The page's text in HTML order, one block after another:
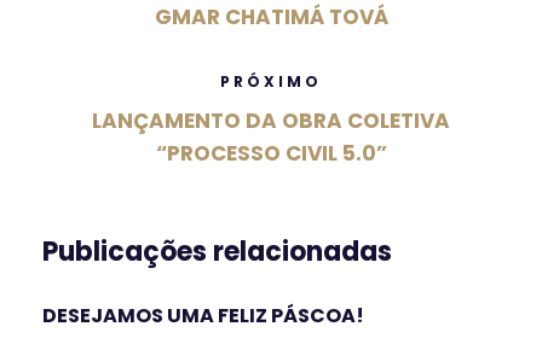
GMAR CHATIMÁ TOVÁ
PRÓXIMO
LANÇAMENTO DA OBRA COLETIVA
“PROCESSO CIVIL 5.0”
Publicações relacionadas
DESEJAMOS UMA FELIZ PÁSCOA!